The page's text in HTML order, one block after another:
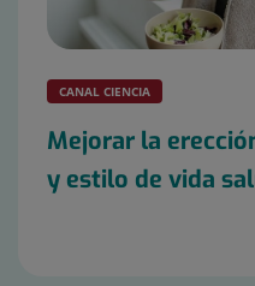
CANAL CIENCIA
Mejorar la
y estilo de vida